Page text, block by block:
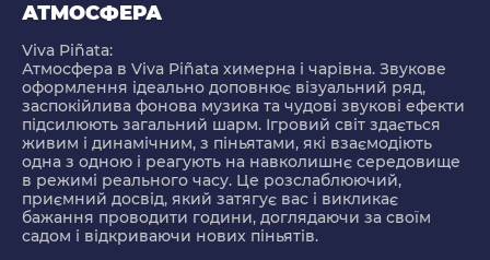
АТМОСФЕРА
Viva Piñata:
Атмосфера в Viva Piñata химерна і чарівна. Звукове
оформлення ідеально доповнює візуальний ряд,
заспокійлива фонова музика та чудові звукові ефекти
підсилюють загальний шарм. Ігровий світ здається
живим і динамічним, з піньятами, які взаємодіють
одна з одною і реагують на навколишнє середовище
в режимі реального часу. Це розслаблюючий,
приємний досвід, який затягує вас і викликає
бажання проводити години, доглядаючи за своїм
садом і відкриваючи нових піньятів.